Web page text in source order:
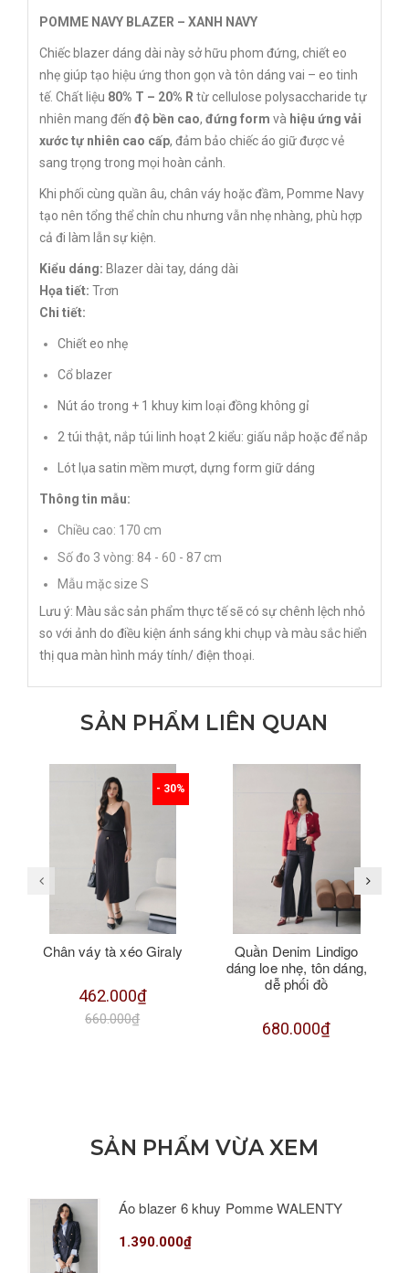
POMME NAVY BLAZER – XANH NAVY
Chiếc blazer dáng dài này sở hữu phom đứng, chiết eo
nhẹ giúp tạo hiệu ứng thon gọn và tôn dáng vai – eo tinh
tế. Chất liệu 80% T – 20% R từ cellulose polysaccharide tự
nhiên mang đến độ bền cao, đứng form và hiệu ứng vải
xước tự nhiên cao cấp, đảm bảo chiếc áo giữ được vẻ
sang trọng trong mọi hoàn cảnh.
Khi phối cùng quần âu, chân váy hoặc đầm, Pomme Navy
tạo nên tổng thể chỉn chu nhưng vẫn nhẹ nhàng, phù hợp
cả đi làm lẫn sự kiện.
Kiểu dáng: Blazer dài tay, dáng dài
Họa tiết: Trơn
Chi tiết:
Chiết eo nhẹ
Cổ blazer
Nút áo trong + 1 khuy kim loại đồng không gỉ
2 túi thật, nắp túi linh hoạt 2 kiểu: giấu nắp hoặc để nắp
Lót lụa satin mềm mượt, dựng form giữ dáng
Thông tin mẫu:
Chiều cao: 170 cm
Số đo 3 vòng: 84 - 60 - 87 cm
Mẫu mặc size S
Lưu ý: Màu sắc sản phẩm thực tế sẽ có sự chênh lệch nhỏ
so với ảnh do điều kiện ánh sáng khi chụp và màu sắc hiển
thị qua màn hình máy tính/ điện thoại.
SẢN PHẨM LIÊN QUAN
- 30%
Chân váy tà xéo Giraly
462.000₫
660.000₫
Quần Denim Lindigo
dáng loe nhẹ, tôn dáng,
dễ phối đồ
680.000₫
SẢN PHẨM VỪA XEM
Áo blazer 6 khuy Pomme WALENTY
1.390.000₫